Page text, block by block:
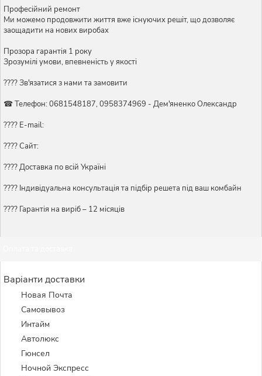
Професійний ремонт
Ми можемо продовжити життя вже існуючих решіт, що дозволяє
заощадити на нових виробах
Прозора гарантія 1 року
Зрозумілі умови, впевненість у якості
???? Зв'язатися з нами та замовити
☎ Телефон: 0681548187, 0958374969 - Дем'яненко Олександр
???? E-mail:
???? Сайт:
???? Доставка по всій Україні
????️ Індивідуальна консультація та підбір решета під ваш комбайн
???? Гарантія на виріб – 12 місяців
Варіанти доставки
Новая Почта
Самовывоз
Интайм
Автолюкс
Гюнсел
Ночной Экспресс